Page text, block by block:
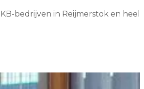
bedrijven in Reijmerstok en heel